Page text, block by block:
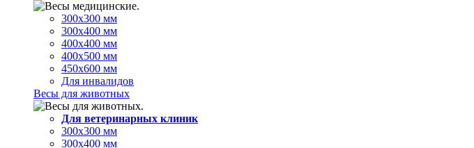
300х300 мм
300х400 мм
400х400 мм
400х500 мм
450х600 мм
Для инвалидов
Весы для животных
Для ветеринарных клиник
300х300 мм
300х400 мм